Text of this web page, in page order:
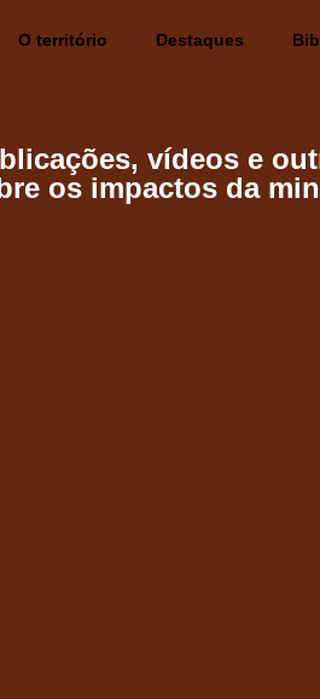
O território Destaques
vídeos e
os impactos da